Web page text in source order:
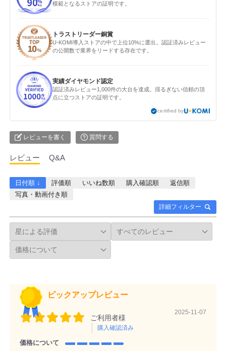
模範となるストアの証明です。
トラストリーダー銅賞
U-KOMI導入ストアの中で上位10%に選出。認証済みレビュー
の公開数で業界をリードする存在です。
実績ダイヤモンド認定
認証済みレビュー1,000件の大台を達成。揺るぎない信頼の頂
点に立つストアの証明です。
certified by
レビューを書く 質問する
レビュー Q&A
詳細フィルター
日付順 ↓ 評価順 いいね数順 購入確認順
返信順
写真・動画付き順
ピックアップレビュー
ご利用者様
購入確認済み
2025-11-07
価格について